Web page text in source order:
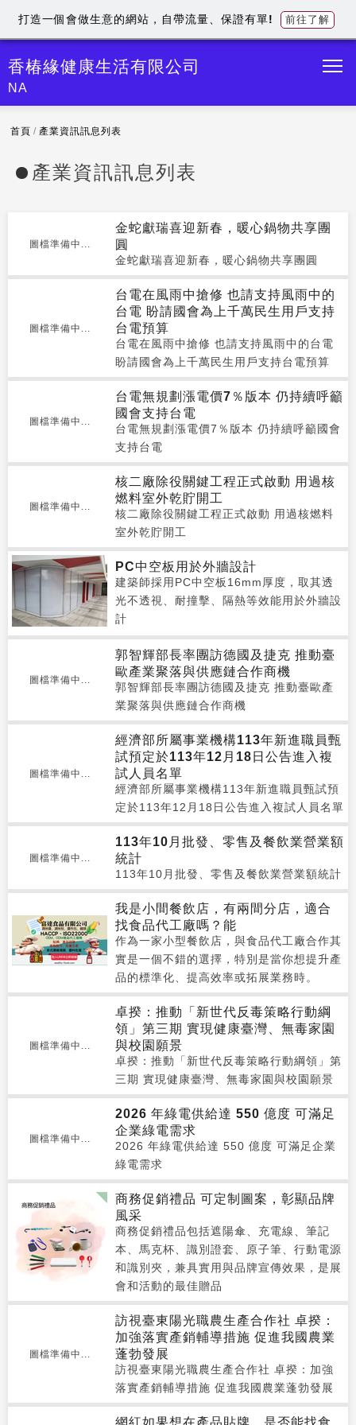
香椿緣健康生活有限公司
NA
首頁 / 產業資訊訊息列表
產業資訊訊息列表
圖檔準備中...
金蛇獻瑞喜迎新春，暖心鍋物共享團
圓
金蛇獻瑞喜迎新春，暖心鍋物共享團圓
圖檔準備中...
台電在風雨中搶修 也請支持風雨中的
台電 盼請國會為上千萬民生用戶支持
台電預算
台電在風雨中搶修 也請支持風雨中的台電
盼請國會為上千萬民生用戶支持台電預算
圖檔準備中...
台電無規劃漲電價7％版本 仍持續呼籲
國會支持台電
台電無規劃漲電價7％版本 仍持續呼籲國會
支持台電
圖檔準備中...
核二廠除役關鍵工程正式啟動 用過核
燃料室外乾貯開工
核二廠除役關鍵工程正式啟動 用過核燃料
室外乾貯開工
PC中空板用於外牆設計
建築師採用PC中空板16mm厚度，取其透
光不透視、耐撞擊、隔熱等效能用於外牆設
計
圖檔準備中...
郭智輝部長率團訪德國及捷克 推動臺
歐產業聚落與供應鏈合作商機
郭智輝部長率團訪德國及捷克 推動臺歐產
業聚落與供應鏈合作商機
圖檔準備中...
經濟部所屬事業機構113年新進職員甄
試預定於113年12月18日公告進入複
試人員名單
經濟部所屬事業機構113年新進職員甄試預
定於113年12月18日公告進入複試人員名單
圖檔準備中...
113年10月批發、零售及餐飲業營業額
統計
113年10月批發、零售及餐飲業營業額統計
我是小間餐飲店，有兩間分店，適合
找食品代工廠嗎？能
作為一家小型餐飲店，與食品代工廠合作其
實是一個不錯的選擇，特別是當你想提升產
品的標準化、提高效率或拓展業務時。
圖檔準備中...
卓揆：推動「新世代反毒策略行動綱
領」第三期 實現健康臺灣、無毒家園
與校園願景
卓揆：推動「新世代反毒策略行動綱領」第
三期 實現健康臺灣、無毒家園與校園願景
圖檔準備中...
2026 年綠電供給達 550 億度 可滿足
企業綠電需求
2026 年綠電供給達 550 億度 可滿足企業
綠電需求
商務促銷禮品 可定制圖案，彰顯品牌
風采
商務促銷禮品包括遮陽傘、充電線、筆記
本、馬克杯、識別證套、原子筆、行動電源
和識別夾，兼具實用與品牌宣傳效果，是展
會和活動的最佳贈品
圖檔準備中...
訪視臺東陽光職農生產合作社 卓揆：
加強落實產銷輔導措施 促進我國農業
蓬勃發展
訪視臺東陽光職農生產合作社 卓揆：加強
落實產銷輔導措施 促進我國農業蓬勃發展
網紅如果想在產品貼牌，是否能找食
打造一個會做生意的網站，自帶流量、保證有單! 前往了解